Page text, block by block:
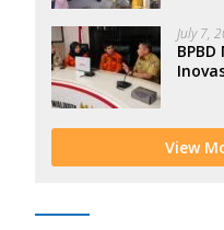
BTP
July 7,
View